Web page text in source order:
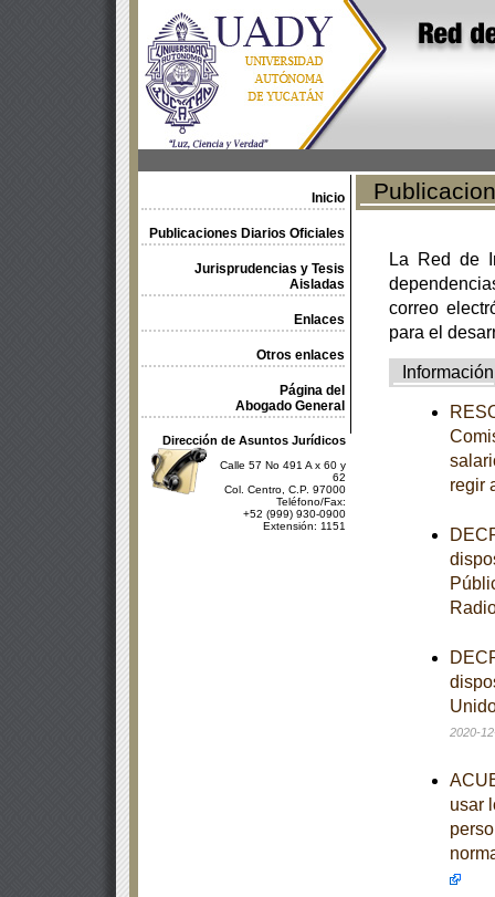
Inicio
Publicaciones Diarios Oficiales
Jurisprudencias y Tesis
Aisladas
Enlaces
Otros enlaces
Página del
Abogado General
Dirección de Asuntos Jurídicos
Calle 57 No 491 A x 60 y
62
Col. Centro, C.P. 97000
Teléfono/Fax:
+52 (999) 930-0900
Extensión: 1151
La Red de
correo
para el
Información
regir
2020-
usar